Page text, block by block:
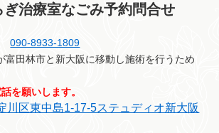
ぎ治療室なごみ予約問合せ
090-8933-1809
田林市と新大阪に移動し施術を行うため
を願いします。
川区東中島1-17-5ステュディオ新大阪